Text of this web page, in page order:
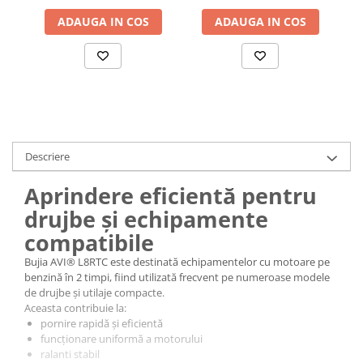
Accesorii baterii sanitare
Accesorii chiuvete
Baterii sanitare cu incalzire instant
Sonerii electrice
Termometre Meteo
Gradina - Gradinarit
Accesorii fierastraie cu lant
Accesorii fierastraie electrice
Accesorii irigare
Accesorii pompe de apa
Accesorii unelte gradinarit
Articole antidaunatori gradina
ADAUGA IN COS ADAUGA IN COS
Descriere
Aprindere eficientă pentru
drujbe și echipamente
compatibile
Bujia AVI® L8RTC este destinată echipamentelor cu motoare pe
benzină în 2 timpi, fiind utilizată frecvent pe numeroase modele
de drujbe și utilaje compacte.
Aceasta contribuie la:
pornire rapidă și eficientă
funcționare uniformă a motorului
ralanti stabil